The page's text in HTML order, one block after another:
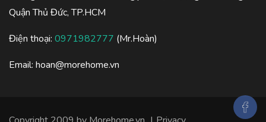
Quận Thủ Đức, TP.HCM
Điện thoại: 0971982777 (Mr.Hoàn)
Email: hoan@morehome.vn